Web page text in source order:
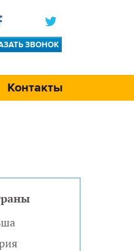
ЗВОНОК
Контакты